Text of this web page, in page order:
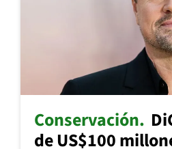
Conservación
de US$100